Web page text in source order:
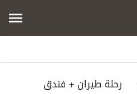
رحلة طيران + فندق